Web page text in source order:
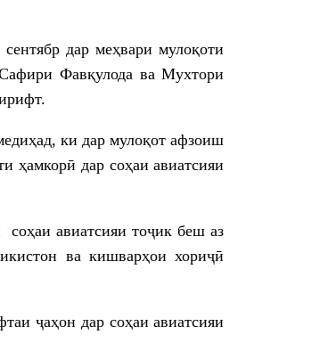
дар меҳвари мулоқоти
Фавқулода ва Мухтори
ки дар мулоқот афзоиш
ҳамкорӣ дар соҳаи авиатсияи
авиатсияи тоҷик беш аз
ва кишварҳои хориҷӣ
ҷаҳон дар соҳаи авиатсияи